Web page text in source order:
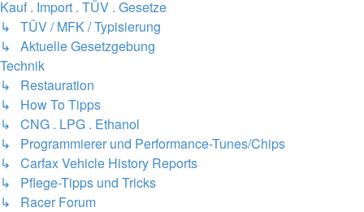
Kauf . Import . TÜV . Gesetze
↳ TÜV / MFK / Typisierung
↳ Aktuelle Gesetzgebung
Technik
↳ Restauration
↳ How To Tipps
↳ CNG . LPG . Ethanol
↳ Programmierer und Performance-Tunes/Chips
↳ Carfax Vehicle History Reports
↳ Pflege-Tipps und Tricks
↳ Racer Forum